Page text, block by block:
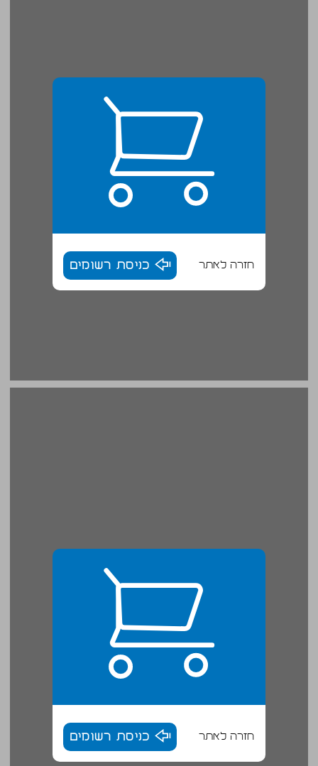
חזרה לאתר כניסת רשומים
חזרה לאתר כניסת רשומים